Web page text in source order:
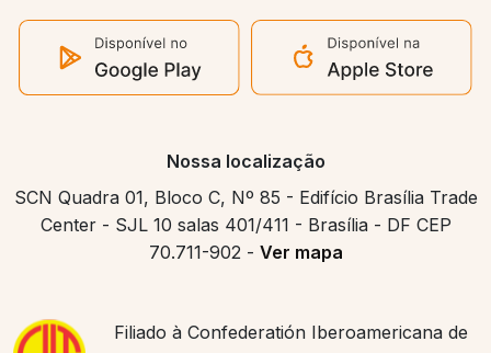
Nossa localização
SCN Quadra 01, Bloco C, Nº 85 - Edifício Brasília Trade
Center - SJL 10 salas 401/411 - Brasília - DF CEP
70.711-902 - Ver mapa
Filiado à Confederatión Iberoamericana de